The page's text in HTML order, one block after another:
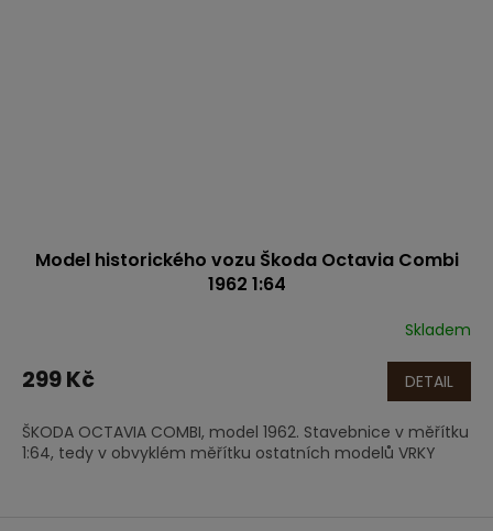
Model historického vozu Škoda Octavia Combi
1962 1:64
Skladem
299 Kč DETAIL
ŠKODA OCTAVIA COMBI, model 1962. Stavebnice v měřítku
1:64, tedy v obvyklém měřítku ostatních modelů VRKY